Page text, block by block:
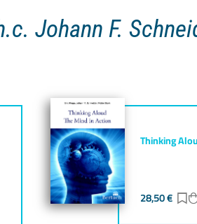
Johann F.
hinzufügen
Zum Warenkorb hinzufügen
Thinking
28,50€